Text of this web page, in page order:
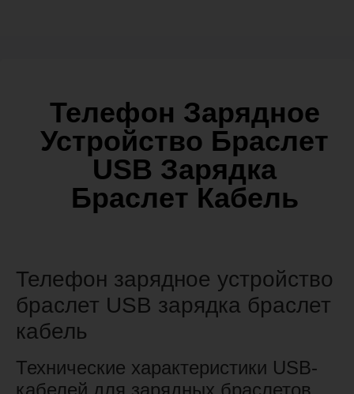
Телефон Зарядное
Устройство Браслет
USB Зарядка
Браслет Кабель
Телефон зарядное устройство
браслет USB зарядка браслет
кабель
Технические характеристики USB-